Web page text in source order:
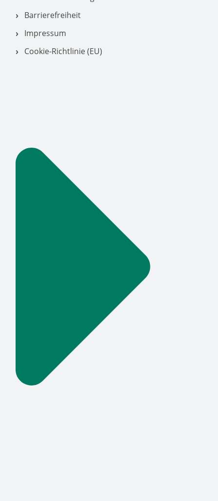
Barrierefreiheit
Impressum
Cookie-Richtlinie (EU)